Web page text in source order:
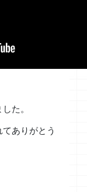
た。
ありがとう